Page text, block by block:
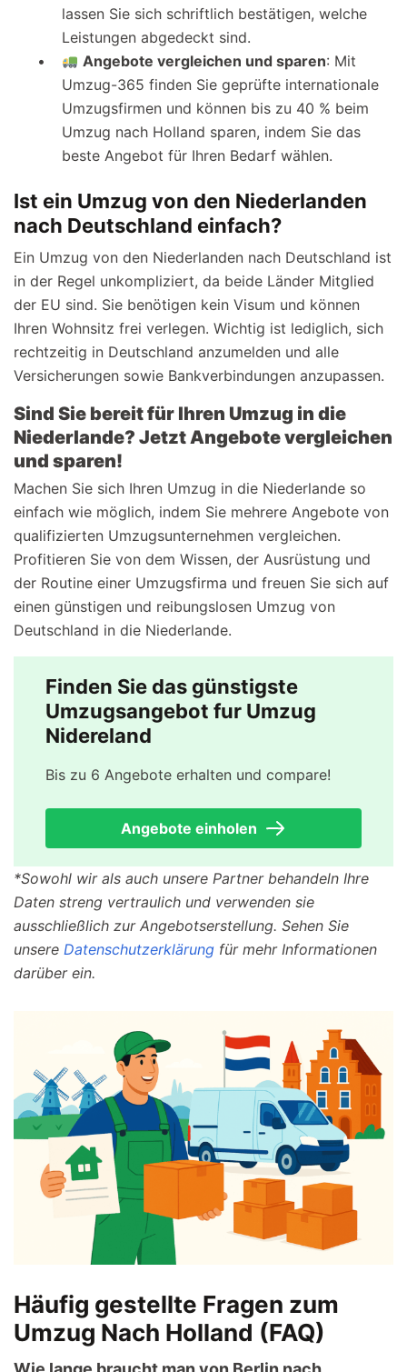
lassen Sie sich schriftlich bestätigen, welche
Leistungen abgedeckt sind.
Angebote vergleichen und sparen: Mit
Umzug-365 finden Sie geprüfte internationale
Umzugsfirmen und können bis zu 40 % beim
Umzug nach Holland sparen, indem Sie das
beste Angebot für Ihren Bedarf wählen.
Ist ein Umzug von den Niederlanden
nach Deutschland einfach?
Ein Umzug von den Niederlanden nach Deutschland ist
in der Regel unkompliziert, da beide Länder Mitglied
der EU sind. Sie benötigen kein Visum und können
Ihren Wohnsitz frei verlegen. Wichtig ist lediglich, sich
rechtzeitig in Deutschland anzumelden und alle
Versicherungen sowie Bankverbindungen anzupassen.
Sind Sie bereit für Ihren Umzug in die
Niederlande? Jetzt Angebote vergleichen
und sparen!
Machen Sie sich Ihren Umzug in die Niederlande so
einfach wie möglich, indem Sie mehrere Angebote von
qualifizierten Umzugsunternehmen vergleichen.
Profitieren Sie von dem Wissen, der Ausrüstung und
der Routine einer Umzugsfirma und freuen Sie sich auf
einen günstigen und reibungslosen Umzug von
Deutschland in die Niederlande.
Finden Sie das günstigste
Umzugsangebot fur Umzug
Nidereland
Bis zu 6 Angebote erhalten und compare!
Angebote einholen
*Sowohl wir als auch unsere Partner behandeln Ihre
Daten streng vertraulich und verwenden sie
ausschließlich zur Angebotserstellung. Sehen Sie
unsere Datenschutzerklärung für mehr Informationen
darüber ein.
Häufig gestellte Fragen zum
Umzug Nach Holland (FAQ)